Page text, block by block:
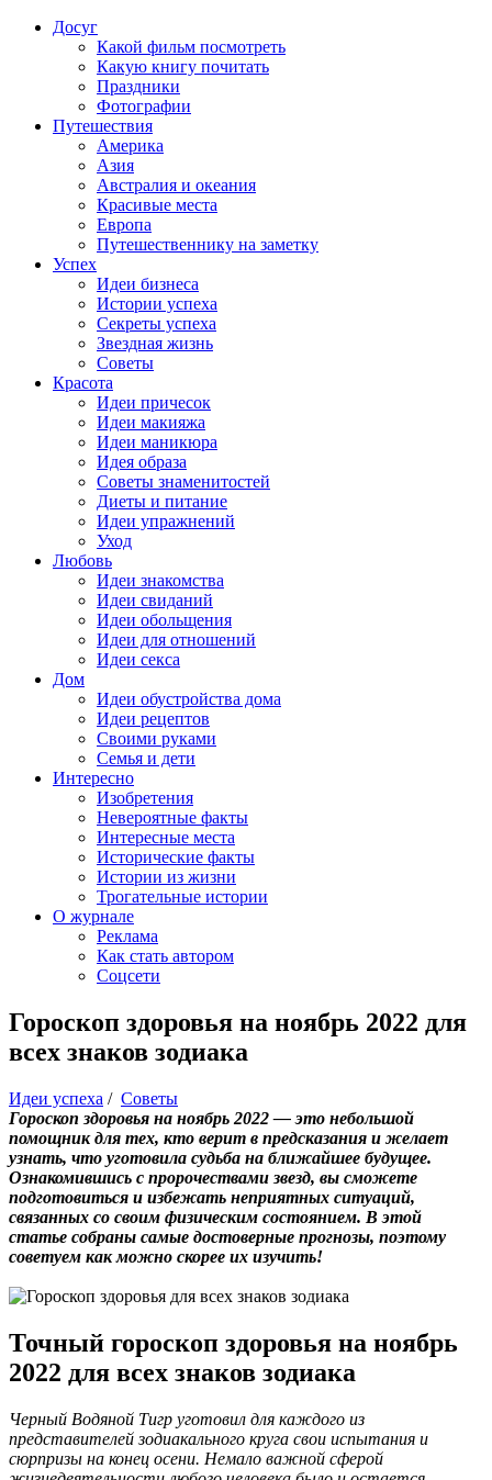
Досуг
Какой фильм посмотреть
Какую книгу почитать
Праздники
Фотографии
Путешествия
Америка
Азия
Австралия и океания
Красивые места
Европа
Путешественнику на заметку
Успех
Идеи бизнеса
Истории успеха
Секреты успеха
Звездная жизнь
Советы
Красота
Идеи причесок
Идеи макияжа
Идеи маникюра
Идея образа
Советы знаменитостей
Диеты и питание
Идеи упражнений
Уход
Любовь
Идеи знакомства
Идеи свиданий
Идеи обольщения
Идеи для отношений
Идеи секса
Дом
Идеи обустройства дома
Идеи рецептов
Своими руками
Семья и дети
Интересно
Изобретения
Невероятные факты
Интересные места
Исторические факты
Истории из жизни
Трогательные истории
О журнале
Реклама
Как стать автором
Соцсети
Гороскоп здоровья на ноябрь 2022 для
всех знаков зодиака
Идеи успеха / Советы
Гороскоп здоровья на ноябрь 2022 — это небольшой
помощник для тех, кто верит в предсказания и желает
узнать, что уготовила судьба на ближайшее будущее.
Ознакомившись с пророчествами звезд, вы сможете
подготовиться и избежать неприятных ситуаций,
связанных со своим физическим состоянием. В этой
статье собраны самые достоверные прогнозы, поэтому
советуем как можно скорее их изучить!
Точный гороскоп здоровья на ноябрь
2022 для всех знаков зодиака
Черный Водяной Тигр уготовил для каждого из
представителей зодиакального круга свои испытания и
сюрпризы на конец осени. Немало важной сферой